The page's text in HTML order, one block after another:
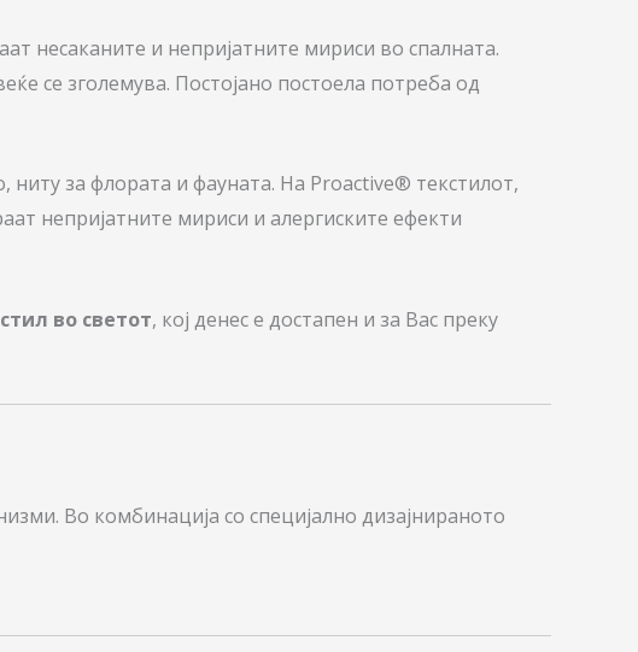
несаканите и непријатните мириси во спалната.
се зголемува. Постојано постоела потреба од
ниту за флората и фауната. На Proactive® текстилот,
непријатните мириси и алергиските ефекти
во светот, кој денес е достапен и за Вас преку
Во комбинација со специјално дизајнираното